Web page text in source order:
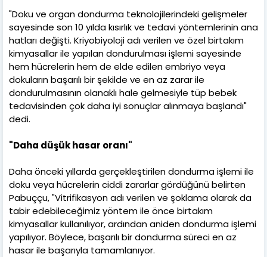
"Doku ve organ dondurma teknolojilerindeki gelişmeler
sayesinde son 10 yılda kısırlık ve tedavi yöntemlerinin ana
hatları değişti. Kriyobiyoloji adı verilen ve özel birtakım
kimyasallar ile yapılan dondurulması işlemi sayesinde
hem hücrelerin hem de elde edilen embriyo veya
dokuların başarılı bir şekilde ve en az zarar ile
dondurulmasının olanaklı hale gelmesiyle tüp bebek
tedavisinden çok daha iyi sonuçlar alınmaya başlandı"
dedi.
"Daha düşük hasar oranı"
Daha önceki yıllarda gerçekleştirilen dondurma işlemi ile
doku veya hücrelerin ciddi zararlar gördüğünü belirten
Pabuççu, "Vitrifikasyon adı verilen ve şoklama olarak da
tabir edebileceğimiz yöntem ile önce birtakım
kimyasallar kullanılıyor, ardından aniden dondurma işlemi
yapılıyor. Böylece, başarılı bir dondurma süreci en az
hasar ile başarıyla tamamlanıyor.